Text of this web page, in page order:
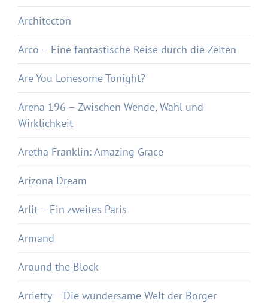
Architecton
Arco – Eine fantastische Reise durch die Zeiten
Are You Lonesome Tonight?
Arena 196 – Zwischen Wende, Wahl und
Wirklichkeit
Aretha Franklin: Amazing Grace
Arizona Dream
Arlit – Ein zweites Paris
Armand
Around the Block
Arrietty – Die wundersame Welt der Borger